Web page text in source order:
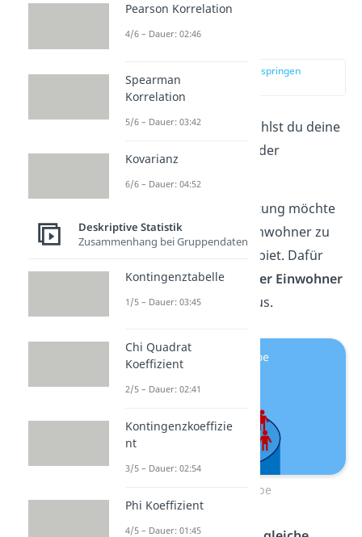
Zufallsstichprobe
zur Stelle im Video springen
(01:01)
Bei Zufallsstichproben wählst du deine
Stichproben zufällig
aus der
Die Stadtverwaltung möchte
ein Stimmungsbild der Einwohner zu
einem neuen Industriegebiet. Dafür
wählt sie aus derListe aller Einwohner
zufällig1000 Personen aus.
Zufallsstichprobe
Pearson Korrelation
4/6 – Dauer: 02:46
Spearman
Korrelation
5/6 – Dauer: 03:42
Kovarianz
6/6 – Dauer: 04:52
Deskriptive Statistik
Zusammenhang bei Gruppendaten
Kontingenztabelle
1/5 – Dauer: 03:45
Chi Quadrat
Koeffizient
2/5 – Dauer: 02:41
Kontingenzkoeffizie
nt
3/5 – Dauer: 02:54
Phi Koeffizient
4/5 – Dauer: 01:45